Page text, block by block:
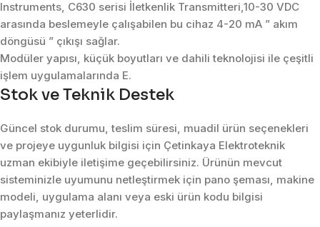
Instruments, C630 serisi İletkenlik Transmitteri,10-30 VDC
arasında beslemeyle çalışabilen bu cihaz 4-20 mA ” akım
döngüsü ” çıkışı sağlar.
Modüler yapısı, küçük boyutları ve dahili teknolojisi ile çeşitli
işlem uygulamalarında E.
Stok ve Teknik Destek
Güncel stok durumu, teslim süresi, muadil ürün seçenekleri
ve projeye uygunluk bilgisi için Çetinkaya Elektroteknik
uzman ekibiyle iletişime geçebilirsiniz. Ürünün mevcut
sisteminizle uyumunu netleştirmek için pano şeması, makine
modeli, uygulama alanı veya eski ürün kodu bilgisi
paylaşmanız yeterlidir.